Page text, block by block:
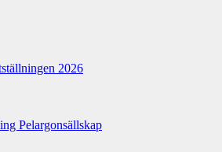
2026
Pelargonsällskap